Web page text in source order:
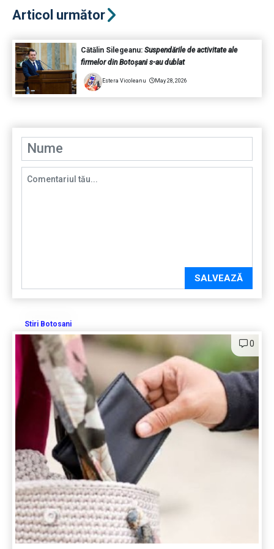
Articol următor
Cătălin Silegeanu: Suspendările de activitate ale
firmelor din Botoșani s-au dublat
Estera Vicoleanu May 28, 2026
SALVEAZĂ
Stiri Botosani
0